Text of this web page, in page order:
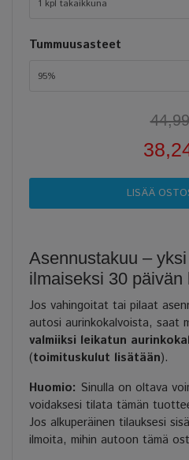
1 kpl takaikkuna
Tummuusasteet
95%
Asennustakuu –
ilmaiseksi 30 päivän
Jos vahingoitat tai pilaat
autosi aurinkokalvoista, saat
valmiiksi leikatun
(toimituskulut lisätään).
Huomio: Sinulla on oltava
voidaksesi tilata tämän
Jos alkuperäinen tilauksesi
ilmoita, mihin autoon tämä